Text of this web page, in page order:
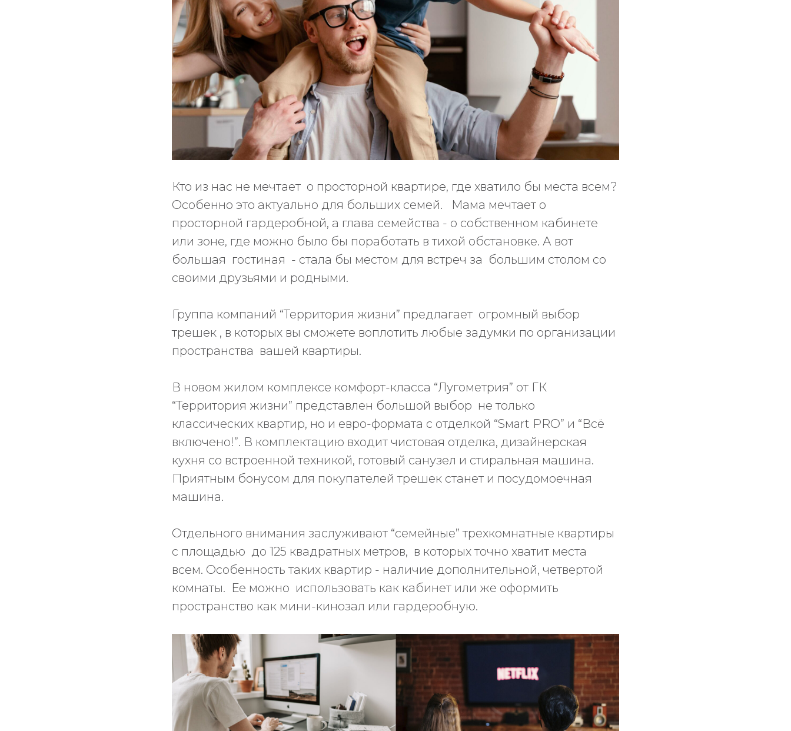
Кто из нас не мечтает о просторной квартире, где хватило бы места всем?
Особенно это актуально для больших семей. Мама мечтает о
просторной гардеробной, а глава семейства - о собственном кабинете
или зоне, где можно было бы поработать в тихой обстановке. А вот
большая гостиная - стала бы местом для встреч за большим столом со
своими друзьями и родными.
Группа компаний “Территория жизни” предлагает огромный выбор
трешек , в которых вы сможете воплотить любые задумки по организации
пространства вашей квартиры.
В новом жилом комплексе комфорт-класса “Лугометрия” от ГК
“Территория жизни” представлен большой выбор не только
классических квартир, но и евро-формата с отделкой “Sмart PRO” и “Всё
включено!”. В комплектацию входит чистовая отделка, дизайнерская
кухня со встроенной техникой, готовый санузел и стиральная машина.
Приятным бонусом для покупателей трешек станет и посудомоечная
машина.
Отдельного внимания заслуживают “семейные” трехкомнатные квартиры
с площадью до 125 квадратных метров, в которых точно хватит места
всем. Особенность таких квартир - наличие дополнительной, четвертой
комнаты. Ее можно использовать как кабинет или же оформить
пространство как мини-кинозал или гардеробную.